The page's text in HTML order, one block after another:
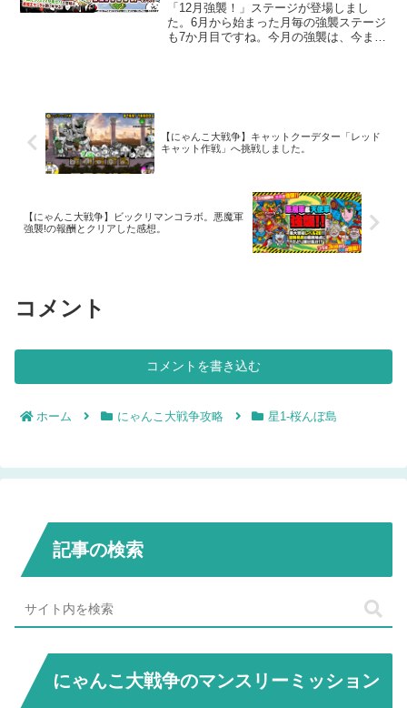
「12月強襲！」ステージが登場しまし
た。6月から始まった月毎の強襲ステージ
も7か月目ですね。今月の強襲は、今まで
【にゃんこ大戦争】キャットクーデター「レッド
キャット作戦」へ挑戦しました。
【にゃんこ大戦争】ビックリマンコラボ。悪魔軍
強襲!の報酬とクリアした感想。
コメント
コメントを書き込む
ホーム にゃんこ大戦争攻略 星1-桜んぼ島
記事の検索
にゃんこ大戦争のマンスリーミッション